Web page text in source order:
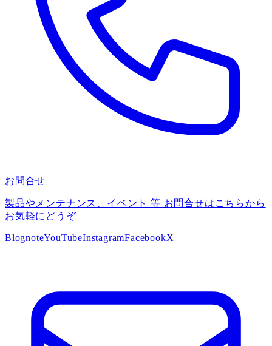
お問合せ
製品やメンテナンス、イベント 等 お問合せはこちらから
お気軽にどうぞ
BlognoteYouTubeInstagramFacebookX